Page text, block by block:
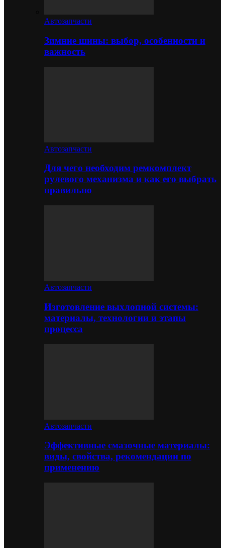
Автозапчасти
Зимние шины: выбор, особенности и
важность
Автозапчасти
Для чего необходим ремкомплект
рулевого механизма и как его выбрать
правильно
Автозапчасти
Изготовление выхлопной системы:
материалы, технологии и этапы
процесса
Автозапчасти
Эффективные смазочные материалы:
виды, свойства, рекомендации по
применению